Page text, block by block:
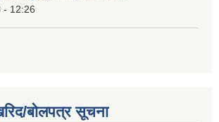
- 12:26
बोलपत्र सूचना